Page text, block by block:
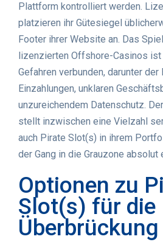
Plattform kontrolliert werden.
platzieren ihr Gütesiegel
Footer ihrer Website an. Das
lizenzierten Offshore-Casinos
Gefahren verbunden, darunter der
Einzahlungen, unklaren
unzureichendem Datenschutz.
stellt inzwischen eine Vielzahl
auch Pirate Slot(s) in ihrem
der Gang in die Grauzone absolut
Optionen zu
Slot(s) für die
Überbrückung